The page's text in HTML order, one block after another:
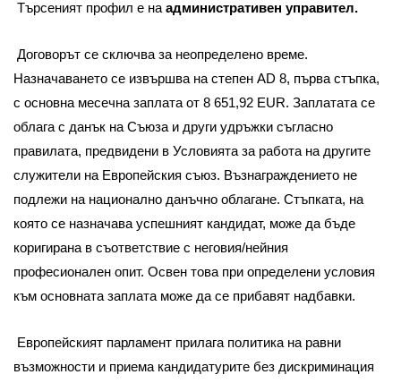
Търсеният профил е на административен управител.
Договорът се сключва за неопределено време.
Назначаването се извършва на степен AD 8, първа стъпка,
с основна месечна заплата от 8 651,92 EUR. Заплатата се
облага с данък на Съюза и други удръжки съгласно
правилата, предвидени в Условията за работа на другите
служители на Европейския съюз. Възнаграждението не
подлежи на национално данъчно облагане. Стъпката, на
която се назначава успешният кандидат, може да бъде
коригирана в съответствие с неговия/нейния
професионален опит. Освен това при определени условия
към основната заплата може да се прибавят надбавки.
Европейският парламент прилага политика на равни
възможности и приема кандидатурите без дискриминация